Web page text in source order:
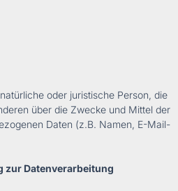
oder juristische Person, die
über die Zwecke und Mittel der
Daten (z.B. Namen, E-Mail-
Datenverarbeitung